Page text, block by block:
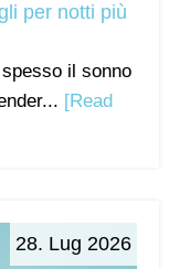
per notti più
il sonno
[Read
28. Lug 2026